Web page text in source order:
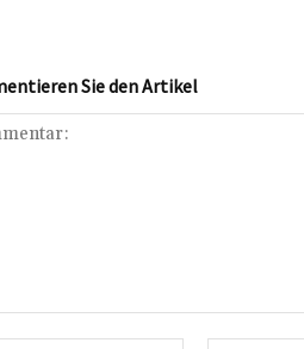
Sie den Artikel